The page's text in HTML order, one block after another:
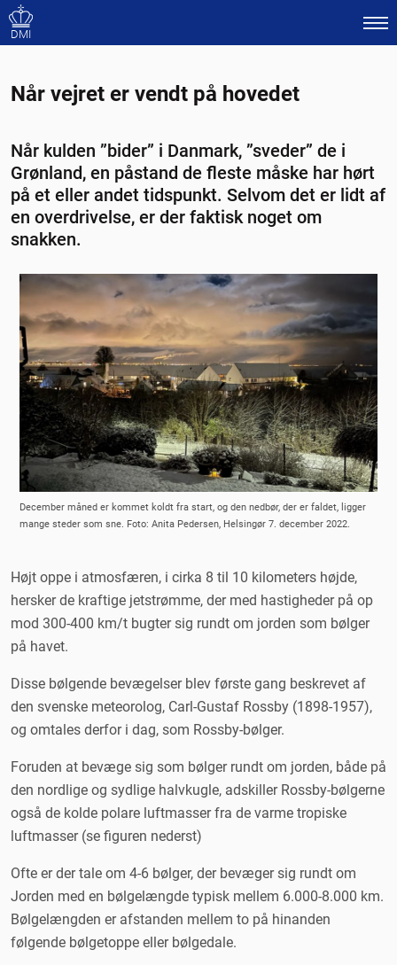
DMI
Når vejret er vendt på hovedet
Når kulden ”bider” i Danmark, ”sveder” de i
Grønland, en påstand de fleste måske har hørt
på et eller andet tidspunkt. Selvom det er lidt af
en overdrivelse, er der faktisk noget om
snakken.
December måned er kommet koldt fra start, og den nedbør, der er faldet, ligger
mange steder som sne. Foto: Anita Pedersen, Helsingør 7. december 2022.
Højt oppe i atmosfæren, i cirka 8 til 10 kilometers højde,
hersker de kraftige jetstrømme, der med hastigheder på op
mod 300-400 km/t bugter sig rundt om jorden som bølger
på havet.
Disse bølgende bevægelser blev første gang beskrevet af
den svenske meteorolog, Carl-Gustaf Rossby (1898-1957),
og omtales derfor i dag, som Rossby-bølger.
Foruden at bevæge sig som bølger rundt om jorden, både på
den nordlige og sydlige halvkugle, adskiller Rossby-bølgerne
også de kolde polare luftmasser fra de varme tropiske
luftmasser (se figuren nederst)
Ofte er der tale om 4-6 bølger, der bevæger sig rundt om
Jorden med en bølgelængde typisk mellem 6.000-8.000 km.
Bølgelængden er afstanden mellem to på hinanden
følgende bølgetoppe eller bølgedale.